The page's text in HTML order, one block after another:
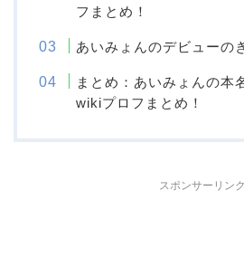
フまとめ！
あいみょんのデビューの
まとめ：あいみょんの本
wikiプロフまとめ！
スポンサーリンク